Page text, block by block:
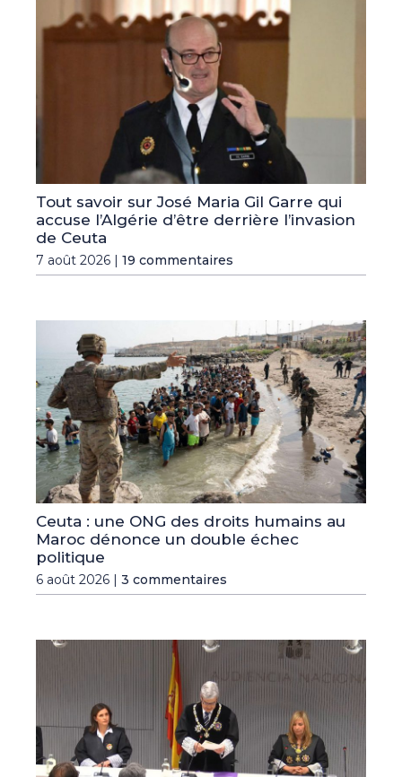
Tout savoir sur José Maria Gil Garre qui
accuse l’Algérie d’être derrière l’invasion
de Ceuta
7 août 2026 | 19 commentaires
Ceuta : une ONG des droits humains au
Maroc dénonce un double échec
politique
6 août 2026 | 3 commentaires